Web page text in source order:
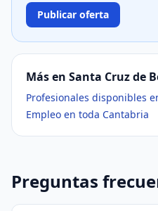
Publicar oferta
Más en Santa Cruz de
Profesionales disponibles
Empleo en toda Cantabria
Preguntas